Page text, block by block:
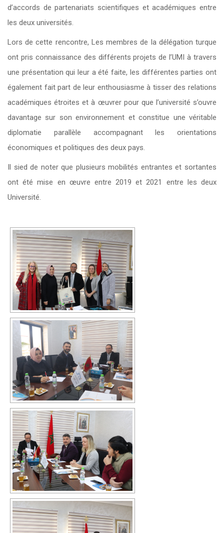
d’accords de partenariats scientifiques et académiques entre
les deux universités.
Lors de cette rencontre, Les membres de la délégation turque
ont pris connaissance des différents projets de l’UMI à travers
une présentation qui leur a été faite, les différentes parties ont
également fait part de leur enthousiasme à tisser des relations
académiques étroites et à œuvrer pour que l’université s’ouvre
davantage sur son environnement et constitue une véritable
diplomatie parallèle accompagnant les orientations
économiques et politiques des deux pays.
Il sied de noter que plusieurs mobilités entrantes et sortantes
ont été mise en œuvre entre 2019 et 2021 entre les deux
Université.